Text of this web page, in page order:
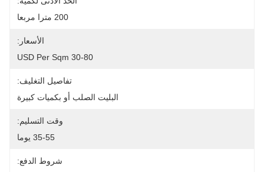
200 مترا مربعا
الأسعار:
30-80 USD Per Sqm
تفاصيل التغليف:
البليت الصلب أو بكميات كبيرة
وقت التسليم:
35-55 يوما
شروط الدفع: